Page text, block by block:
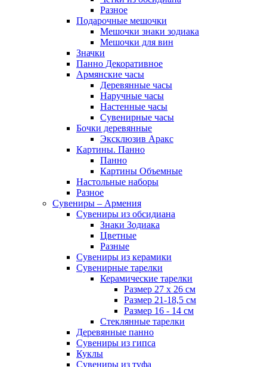
Разное
Подарочные мешочки
Мешочки знаки зодиака
Мешочки для вин
Значки
Панно Декоративное
Армянские часы
Деревянные часы
Наручные часы
Настенные часы
Сувенирные часы
Бочки деревянные
Эксклюзив Аракс
Картины. Панно
Панно
Картины Объемные
Настольные наборы
Разное
Сувениры – Армения
Сувениры из обсидиана
Знаки Зодиака
Цветные
Разные
Сувениры из керамики
Сувенирные тарелки
Керамические тарелки
Размер 27 х 26 см
Размер 21-18,5 см
Размер 16 - 14 см
Стеклянные тарелки
Деревянные панно
Сувениры из гипса
Куклы
Сувениры из туфа